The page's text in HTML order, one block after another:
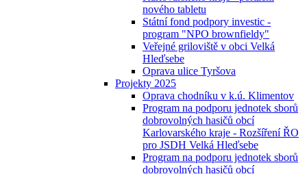
nového tabletu
Státní fond podpory investic -
program "NPO brownfieldy"
Veřejné griloviště v obci Velká
Hleďsebe
Oprava ulice Tyršova
Projekty 2025
Oprava chodníku v k.ú. Klimentov
Program na podporu jednotek sborů
dobrovolných hasičů obcí
Karlovarského kraje - Rozšíření ŘO
pro JSDH Velká Hleďsebe
Program na podporu jednotek sborů
dobrovolných hasičů obcí